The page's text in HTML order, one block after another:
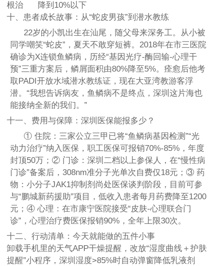
根治
降到10%以下
十、患者成长故事：从“蛇皮男孩”到潜水教练
22岁的小凯出生在汕尾，随父母来深务工。从小被
同学嘲笑“蛇皮”，夏天不敢穿短裤。2018年在市三医院
确诊为X连锁鱼鳞病，历经“基因光疗-酶回输-心理干
预”三重方案后，鳞屑面积由80%降至5%。痊愈后他考
取PADI开放水域潜水教练证，现在大亚湾教游客浮
潜。“我想告诉病友，鱼鳞病不是终点，深圳这片海也
能接纳全新的我们。”
十一、费用与保障：深圳医保能报多少？
① 住院：三家公立三甲已将“鱼鳞病基因检测”“光
动力治疗”纳入医保，职工医保可报销70%-85%，年度
封顶50万；② 门诊：深圳二档以上参保人，在“慢性病
门诊”备案后，308nm准分子光单次自费仅18元；③ 药
物：小分子JAK1抑制剂尚处医保谈判阶段，目前可参
与“鹏城新药援助”项目，低收入患者每月药费降至1200
元；④ 心理：在市康宁医院接受“皮肤-心理联合门
诊”，心理治疗费医保报销90%，全年上限30次。
十二、行动清单：今天就能做的五件小事
卸载手机里的天气APP干燥提醒，改放“湿度曲线＋护肤
提醒”小程序，深圳湿度>85%时自动弹窗降低乳液剂